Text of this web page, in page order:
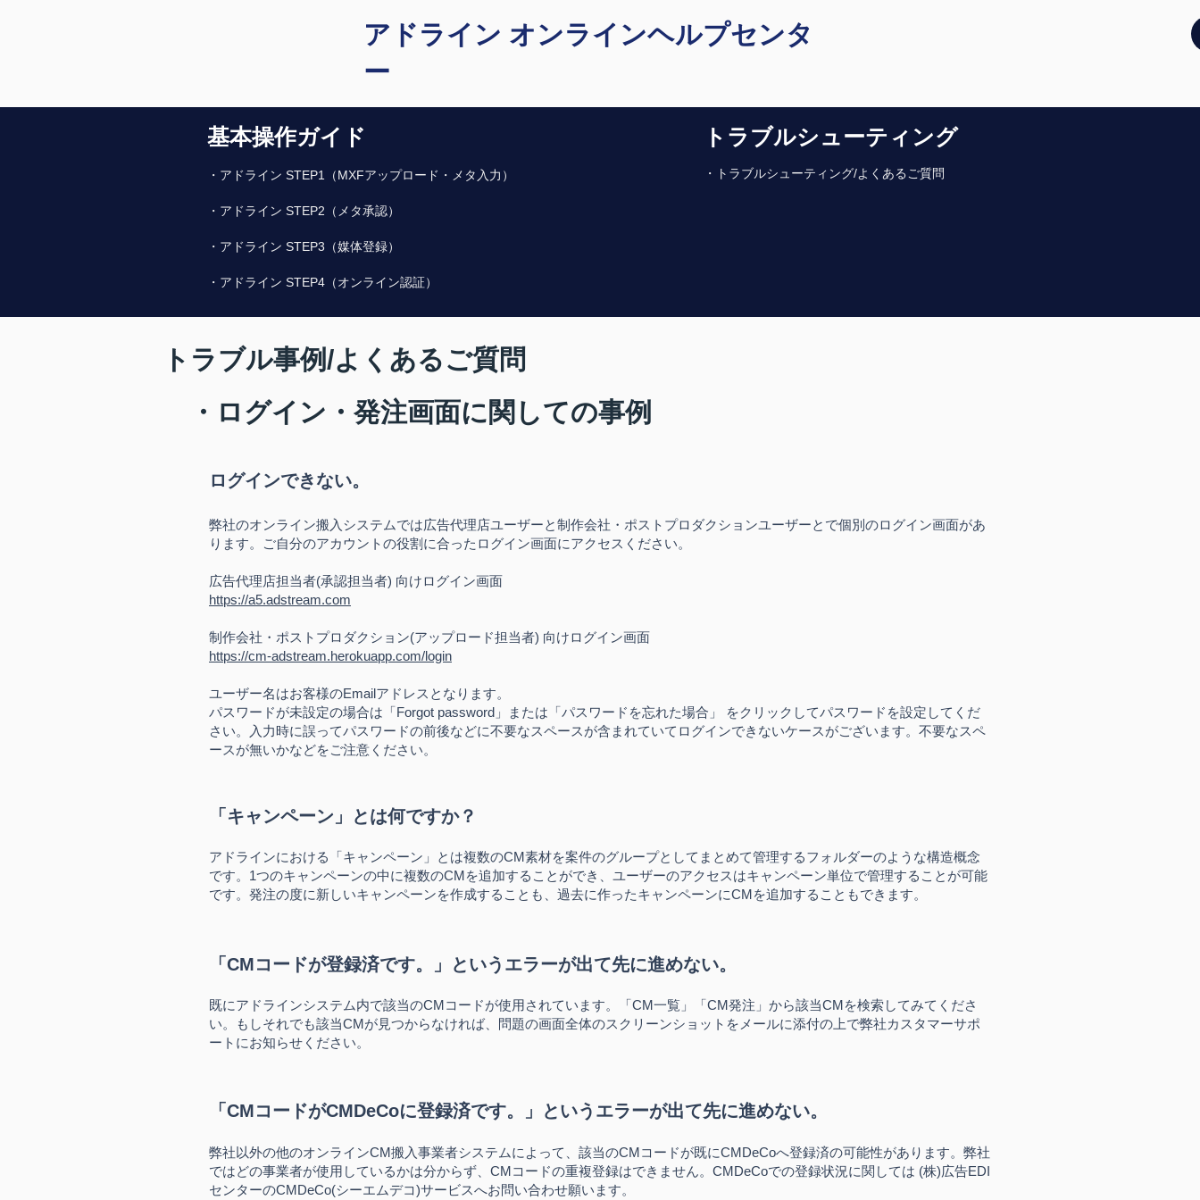
​アドライン オンラインヘルプセンタ
ー
基本操作ガイド
​・アドライン STEP1（MXFアップロード・メタ入力）
​・アドライン STEP2（メタ承認）
・アドライン STEP3（媒体登録）
・アドライン STEP4（オンライン認証）
トラブルシューティング
・トラブルシューティング/よくあるご質問
トラブル事例/よくあるご質問
​・ログイン・発注画面に関しての事例
ログインできない。
弊社のオンライン搬入システムでは広告代理店ユーザーと制作会社・ポストプロダクションユーザーとで個別のログイン画面があ
ります。ご自分のアカウントの役割に合ったログイン画面にアクセスください。
広告代理店担当者(承認担当者) 向けログイン画面
https://a5.adstream.com
制作会社・ポストプロダクション(アップロード担当者) 向けログイン画面
https://cm-adstream.herokuapp.com/login
ユーザー名はお客様のEmailアドレスとなります。
パスワードが未設定の場合は「Forgot password」または「パスワードを忘れた場合」 をクリックしてパスワードを設定してくだ
さい。入力時に誤ってパスワードの前後などに不要なスペースが含まれていてログインできないケースがございます。不要なスペ
ースが無いかなどをご注意ください。
「キャンペーン」とは何ですか？
アドラインにおける「キャンペーン」とは複数のCM素材を案件のグループとしてまとめて管理するフォルダーのような構造概念
です。1つのキャンペーンの中に複数のCMを追加することができ、ユーザーのアクセスはキャンペーン単位で管理することが可能
です。発注の度に新しいキャンペーンを作成することも、過去に作ったキャンペーンにCMを追加することもできます。
「CMコードが登録済です。」というエラーが出て先に進めない。
既にアドラインシステム内で該当のCMコードが使用されています。「CM一覧」「CM発注」から該当CMを検索してみてくださ
い。もしそれでも該当CMが見つからなければ、問題の画面全体のスクリーンショットをメールに添付の上で弊社カスタマーサポ
ートにお知らせください。
「CMコードがCMDeCoに登録済です。」というエラーが出て先に進めない。
弊社以外の他のオンラインCM搬入事業者システムによって、該当のCMコードが既にCMDeCoへ登録済の可能性があります。弊社
ではどの事業者が使用しているかは分からず、CMコードの重複登録はできません。CMDeCoでの登録状況に関しては (株)広告EDI
センターのCMDeCo(シーエムデコ)サービスへお問い合わせ願います。